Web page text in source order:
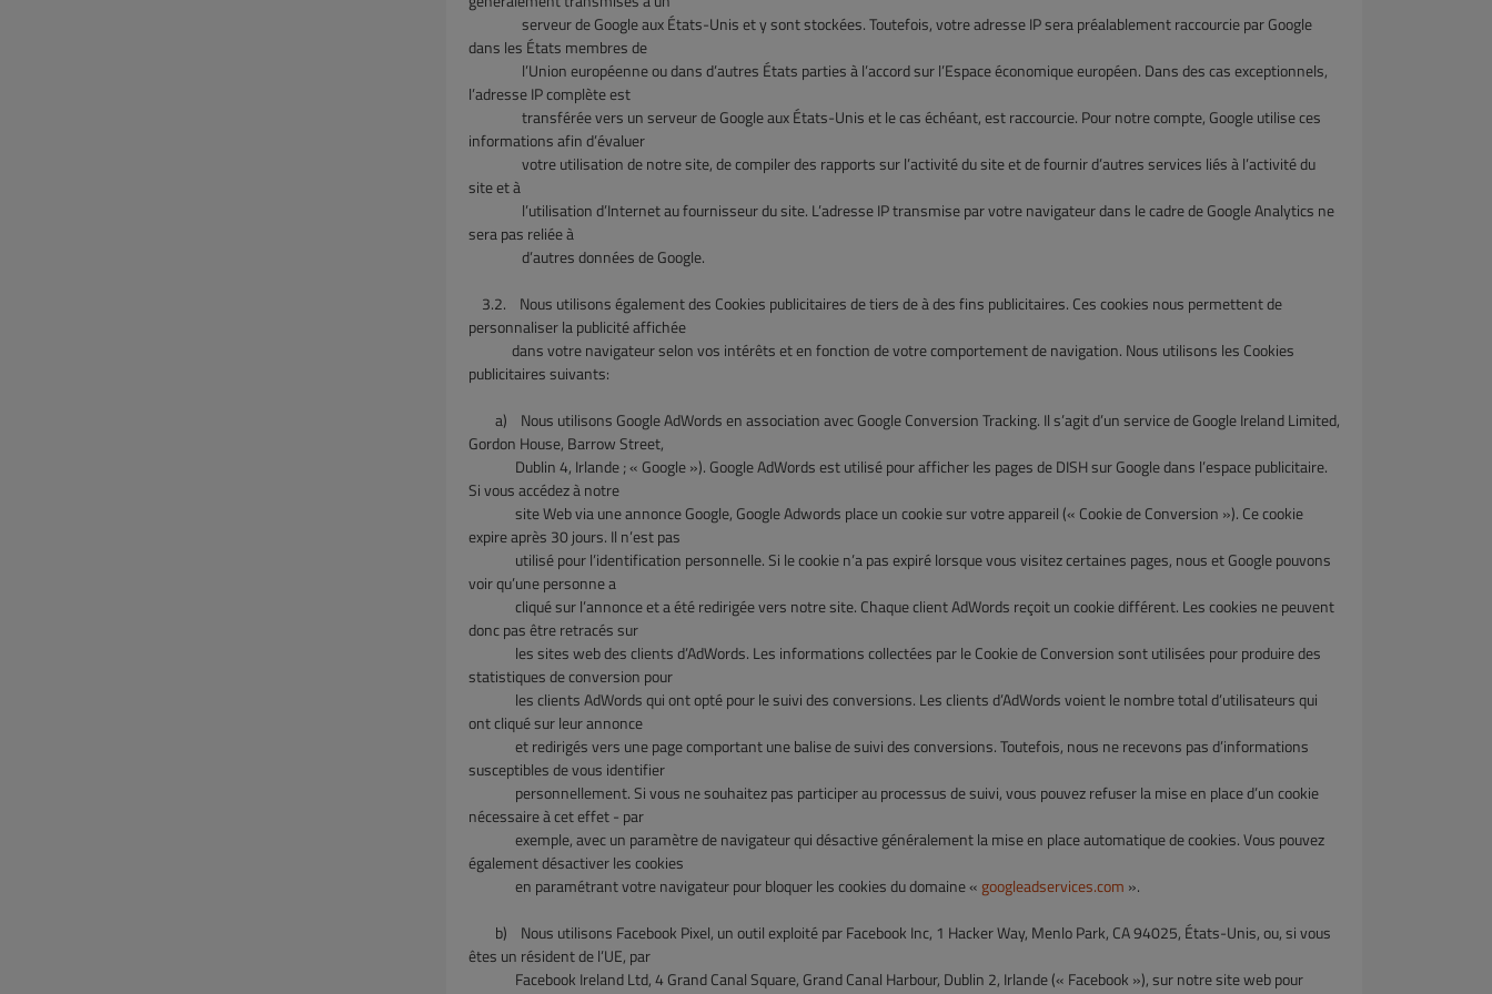
serveur de Google aux États-Unis et y sont stockées. Toutefois, votre adresse IP sera préalablement raccourcie par Google
dans les États membres de
l’Union européenne ou dans d’autres États parties à l’accord sur l’Espace économique européen. Dans des cas exceptionnels,
l’adresse IP complète est
transférée vers un serveur de Google aux États-Unis et le cas échéant, est raccourcie. Pour notre compte, Google utilise ces
informations afin d’évaluer
votre utilisation de notre site, de compiler des rapports sur l’activité du site et de fournir d’autres services liés à l’activité du
site et à
l’utilisation d’Internet au fournisseur du site. L’adresse IP transmise par votre navigateur dans le cadre de Google Analytics ne
sera pas reliée à
d’autres données de Google.
3.2.
Nous utilisons également des Cookies publicitaires de tiers de à des fins publicitaires. Ces cookies nous permettent de
personnaliser la publicité affichée
dans votre navigateur selon vos intérêts et en fonction de votre comportement de navigation. Nous utilisons les Cookies
publicitaires suivants:
a)
Nous utilisons Google AdWords en association avec Google Conversion Tracking. Il s’agit d’un service de Google Ireland Limited,
Gordon House, Barrow Street,
Dublin 4, Irlande ; « Google »). Google AdWords est utilisé pour afficher les pages de DISH sur Google dans l’espace publicitaire.
Si vous accédez à notre
site Web via une annonce Google, Google Adwords place un cookie sur votre appareil (« Cookie de Conversion »). Ce cookie
expire après 30 jours. Il n’est pas
utilisé pour l’identification personnelle. Si le cookie n’a pas expiré lorsque vous visitez certaines pages, nous et Google pouvons
voir qu’une personne a
cliqué sur l’annonce et a été redirigée vers notre site. Chaque client AdWords reçoit un cookie différent. Les cookies ne peuvent
donc pas être retracés sur
les sites web des clients d’AdWords. Les informations collectées par le Cookie de Conversion sont utilisées pour produire des
statistiques de conversion pour
les clients AdWords qui ont opté pour le suivi des conversions. Les clients d’AdWords voient le nombre total d’utilisateurs qui
ont cliqué sur leur annonce
et redirigés vers une page comportant une balise de suivi des conversions. Toutefois, nous ne recevons pas d’informations
susceptibles de vous identifier
personnellement. Si vous ne souhaitez pas participer au processus de suivi, vous pouvez refuser la mise en place d’un cookie
nécessaire à cet effet - par
exemple, avec un paramètre de navigateur qui désactive généralement la mise en place automatique de cookies. Vous pouvez
également désactiver les cookies
en paramétrant votre navigateur pour bloquer les cookies du domaine « googleadservices.com ».
b)
Nous utilisons Facebook Pixel, un outil exploité par Facebook Inc, 1 Hacker Way, Menlo Park, CA 94025, États-Unis, ou, si vous
êtes un résident de l’UE, par
Facebook Ireland Ltd, 4 Grand Canal Square, Grand Canal Harbour, Dublin 2, Irlande (« Facebook »), sur notre site web pour